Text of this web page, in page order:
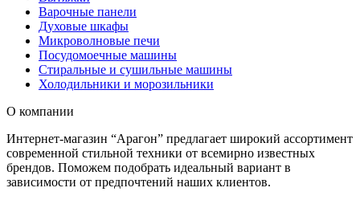
Варочные панели
Духовые шкафы
Микроволновые печи
Посудомоечные машины
Стиральные и сушильные машины
Холодильники и морозильники
О компании
Интернет-магазин “Арагон” предлагает широкий ассортимент
современной стильной техники от всемирно известных
брендов. Поможем подобрать идеальный вариант в
зависимости от предпочтений наших клиентов.